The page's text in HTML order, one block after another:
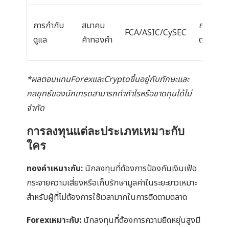
การกำกับ
ดูแล
สมาคม
ค้าทองคำ
FCA/ASIC/CySEC
กลต./
ตลท.
*ผลตอบแทนForexและCryptoขึ้นอยู่กับทักษะและ
กลยุทธ์ของนักเทรดสามารถทำกำไรหรือขาดทุนได้ไม่
จำกัด
การลงทุนแต่ละประเภทเหมาะกับ
ใคร
ทองคำเหมาะกับ: นักลงทุนที่ต้องการป้องกันเงินเฟ้อ
กระจายความเสี่ยงหรือเก็บรักษามูลค่าในระยะยาวเหมาะ
สำหรับผู้ที่ไม่ต้องการใช้เวลามากในการติดตามตลาด
Forexเหมาะกับ: นักลงทุนที่ต้องการความยืดหยุ่นสูงมี